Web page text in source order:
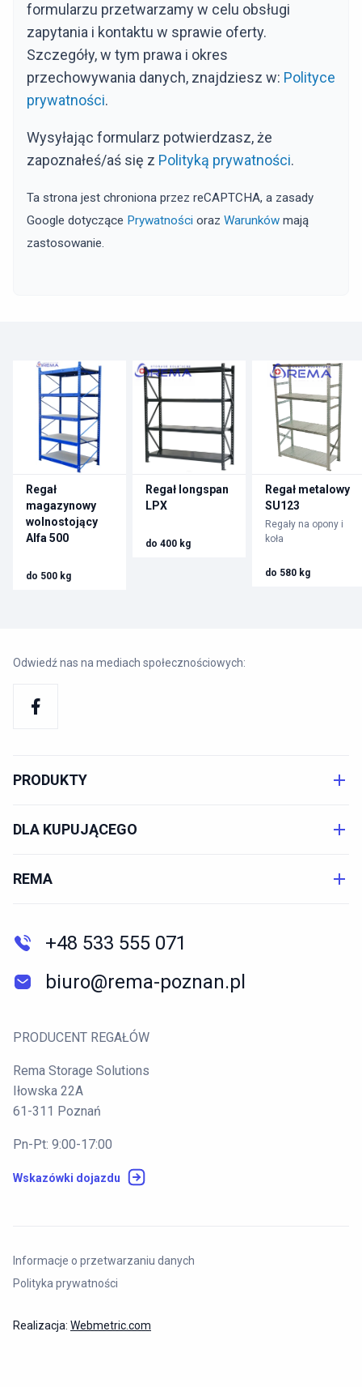
formularzu przetwarzamy w celu obsługi
zapytania i kontaktu w sprawie oferty.
Szczegóły, w tym prawa i okres
przechowywania danych, znajdziesz w: Polityce
prywatności.
Wysyłając formularz potwierdzasz, że
zapoznałeś/aś się z Polityką prywatności.
Ta strona jest chroniona przez reCAPTCHA, a zasady
Google dotyczące Prywatności oraz Warunków mają
zastosowanie.
Regał
magazynowy
wolnostojący
Alfa 500
do 500 kg
Regał longspan
LPX
do 400 kg
Regał metalowy
SU123
Regały na opony i
koła
do 580 kg
Odwiedź nas na mediach społecznościowych:
+48 533 555 071
biuro@rema-poznan.pl
PRODUCENT REGAŁÓW
Rema Storage Solutions
Iłowska 22A
61-311 Poznań
Pn-Pt: 9:00-17:00
Wskazówki dojazdu
PRODUKTY
DLA KUPUJĄCEGO
REMA
Informacje o przetwarzaniu danych
Polityka prywatności
Realizacja: Webmetric.com